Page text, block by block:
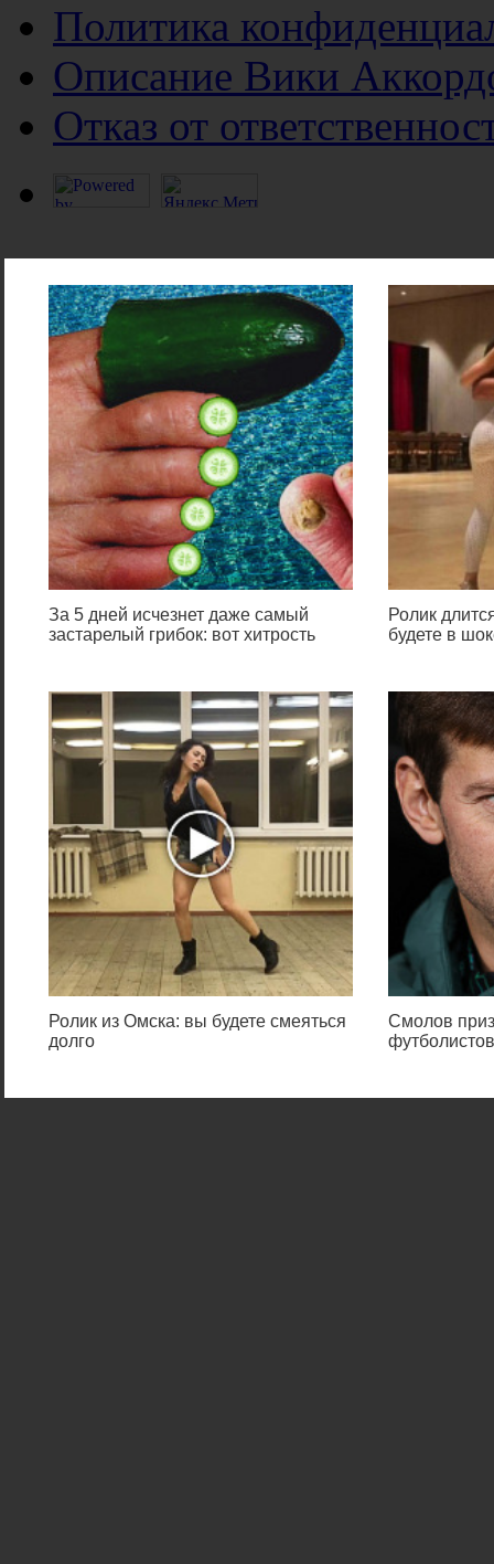
За 5 дней исчезнет даже самый
застарелый грибок: вот хитрость
Ролик
будете в
Ролик из Омска: вы будете смеяться
долго
Смолов
Политика
Описание Вики
Отказ от